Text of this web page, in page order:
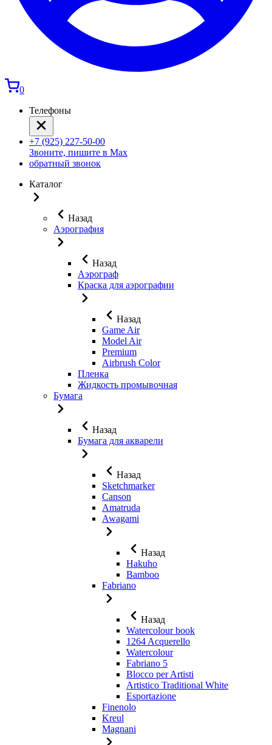
0
Телефоны
+7 (925) 227-50-00
Звоните, пишите в Max
обратный звонок
Каталог
Назад
Аэрография
Назад
Аэрограф
Краска для аэрографии
Назад
Game Air
Model Air
Premium
Airbrush Color
Пленка
Жидкость промывочная
Бумага
Назад
Бумага для акварели
Назад
Sketchmarker
Canson
Amatruda
Awagami
Назад
Hakuho
Bamboo
Fabriano
Назад
Watercolour book
1264 Acquerello
Watercolour
Fabriano 5
Blocco per Artisti
Artistico Traditional White
Esportazione
Finenolo
Kreul
Magnani